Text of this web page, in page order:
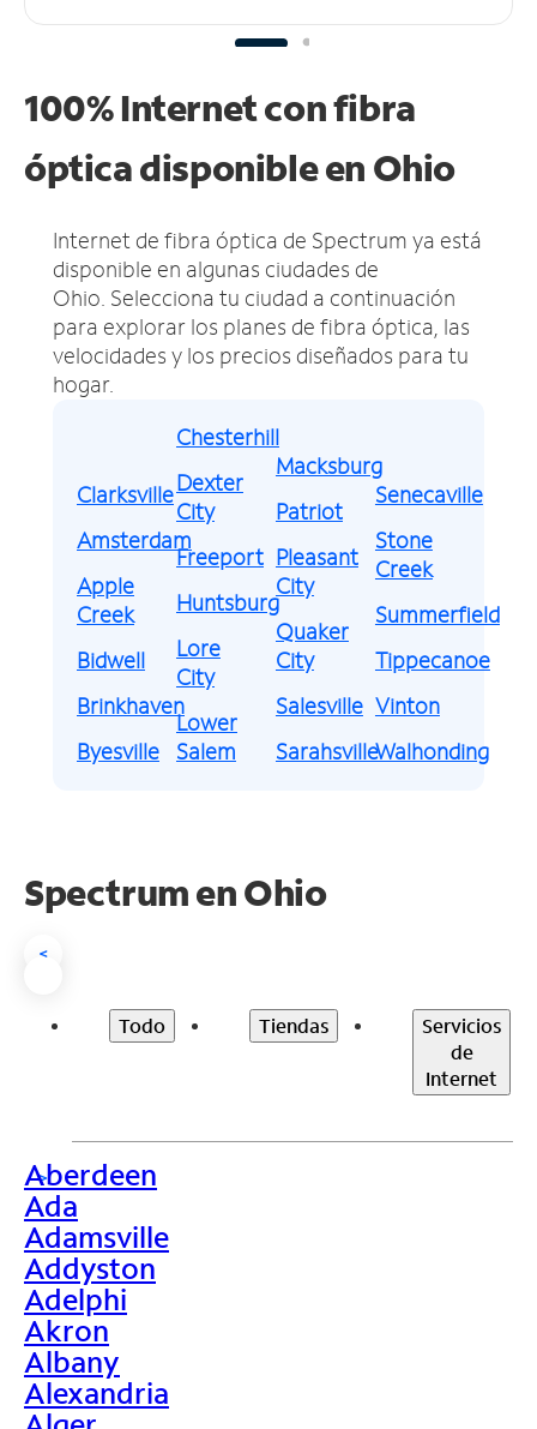
100% Internet con fibra
óptica disponible en Ohio
Internet de fibra óptica de Spectrum ya está
disponible en algunas ciudades de
Ohio. Selecciona tu ciudad a continuación
para explorar los planes de fibra óptica, las
velocidades y los precios diseñados para tu
hogar.
Clarksville
Amsterdam
Apple
Creek
Bidwell
Brinkhaven
Byesville
Chesterhill
Dexter
City
Freeport
Huntsburg
Lore
City
Lower
Salem
Macksburg
Patriot
Pleasant
City
Quaker
City
Salesville
Sarahsville
Senecaville
Stone
Creek
Summerfield
Tippecanoe
Vinton
Walhonding
Spectrum enOhio
<
Todo Tiendas
Servicios
de
Internet
>
Aberdeen
Ada
Adamsville
Addyston
Adelphi
Akron
Albany
Alexandria